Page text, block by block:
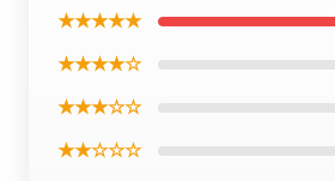
★★★★★
★★★★☆
★★★☆☆
★★☆☆☆